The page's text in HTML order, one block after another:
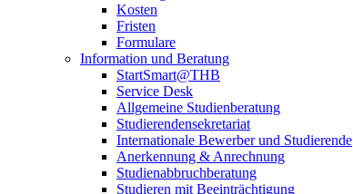
Kosten
Fristen
Formulare
Information und Beratung
StartSmart@THB
Service Desk
Allgemeine Studienberatung
Studierendensekretariat
Internationale Bewerber und Studierende
Anerkennung & Anrechnung
Studienabbruchberatung
Studieren mit Beeinträchtigung